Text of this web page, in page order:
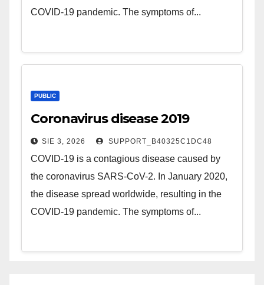
COVID-19 pandemic. The symptoms of...
PUBLIC
Coronavirus disease 2019
SIE 3, 2026 SUPPORT_B40325C1DC48
COVID-19 is a contagious disease caused by
the coronavirus SARS-CoV-2. In January 2020,
the disease spread worldwide, resulting in the
COVID-19 pandemic. The symptoms of...